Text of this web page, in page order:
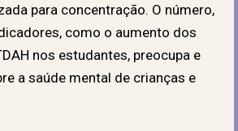
para concentração. O número,
como o aumento dos
nos estudantes, preocupa e
a saúde mental de crianças e